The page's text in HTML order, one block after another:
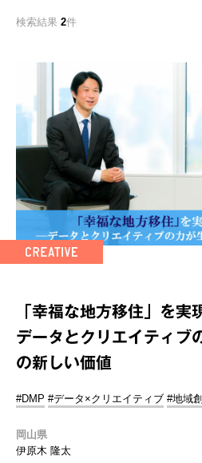
検索結果 2件
「幸福な地方移住」を
データとクリエイティブ
の新しい価値
#DMP #データ×クリエイティブ #地域
岡山県
伊原木 隆太